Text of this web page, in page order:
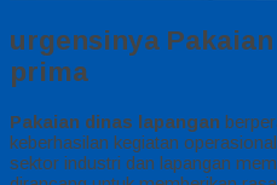
urgensinya
prima
Pakaian dinas lapangan
keberhasilan kegiatan
sektor industri dan lapangan